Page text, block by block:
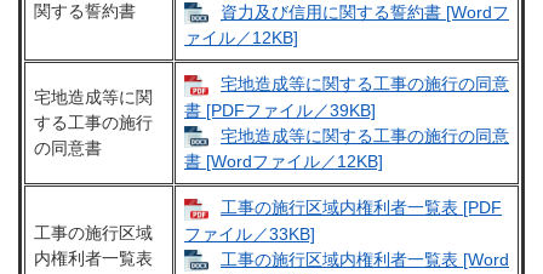
関する誓約書
資力及び信用に関する誓約書 [Wordフ
ァイル／12KB]
宅地造成等に関
する工事の施行
の同意書
宅地造成等に関する工事の施行の同意
書 [PDFファイル／39KB]
宅地造成等に関する工事の施行の同意
書 [Wordファイル／12KB]
工事の施行区域
内権利者一覧表
工事の施行区域内権利者一覧表 [PDF
ファイル／33KB]
工事の施行区域内権利者一覧表 [Word